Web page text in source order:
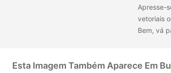
Apresse-
vetoriais
Bem, vá
Esta Imagem Também Aparece Em